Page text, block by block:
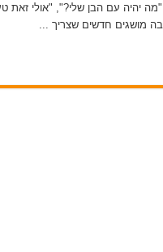
יהיה עם הבן שלי?", "אולי זאת
מושגים חדשים שצריך ...